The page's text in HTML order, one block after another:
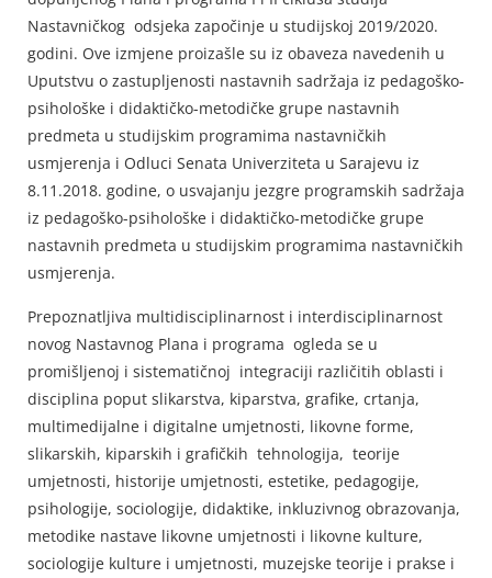
Nastavničkog odsjeka započinje u studijskoj 2019/2020.
godini. Ove izmjene proizašle su iz obaveza navedenih u
Uputstvu o zastupljenosti nastavnih sadržaja iz pedagoško-
psihološke i didaktičko-metodičke grupe nastavnih
predmeta u studijskim programima nastavničkih
usmjerenja i Odluci Senata Univerziteta u Sarajevu iz
8.11.2018. godine, o usvajanju jezgre programskih sadržaja
iz pedagoško-psihološke i didaktičko-metodičke grupe
nastavnih predmeta u studijskim programima nastavničkih
usmjerenja.
Prepoznatljiva multidisciplinarnost i interdisciplinarnost
novog Nastavnog Plana i programa ogleda se u
promišljenoj i sistematičnoj integraciji različitih oblasti i
disciplina poput slikarstva, kiparstva, grafike, crtanja,
multimedijalne i digitalne umjetnosti, likovne forme,
slikarskih, kiparskih i grafičkih tehnologija, teorije
umjetnosti, historije umjetnosti, estetike, pedagogije,
psihologije, sociologije, didaktike, inkluzivnog obrazovanja,
metodike nastave likovne umjetnosti i likovne kulture,
sociologije kulture i umjetnosti, muzejske teorije i prakse i